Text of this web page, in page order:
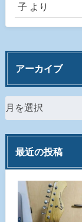
子 より
アーカイブ
最近の投稿